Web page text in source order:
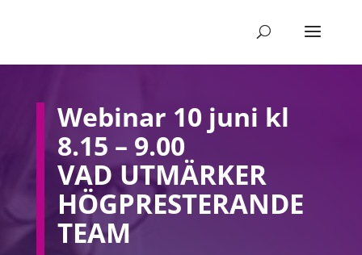
Webinar 10 juni kl
8.15 – 9.00
VAD UTMÄRKER
HÖGPRESTERANDE
TEAM